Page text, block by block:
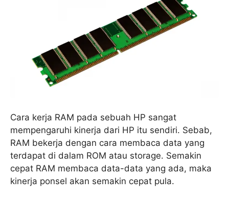
Cara kerja RAM pada sebuah HP sangat
mempengaruhi kinerja dari HP itu sendiri. Sebab,
RAM bekerja dengan cara membaca data yang
terdapat di dalam ROM atau storage. Semakin
cepat RAM membaca data-data yang ada, maka
kinerja ponsel akan semakin cepat pula.